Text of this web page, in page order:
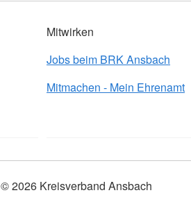
Mitwirken
Jobs beim BRK Ansbach
Mitmachen - Mein Ehrenamt
© 2026 Kreisverband Ansbach